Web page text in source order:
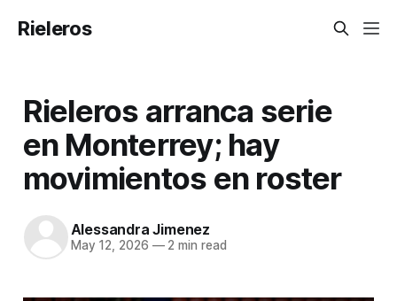
Rieleros
Rieleros arranca serie
en Monterrey; hay
movimientos en roster
Alessandra Jimenez
May 12, 2026 —2 min read